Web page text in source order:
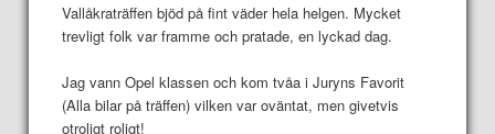
Vallåkraträffen bjöd på fint väder hela helgen. Mycket
trevligt folk var framme och pratade, en lyckad dag.
Jag vann Opel klassen och kom tvåa i Juryns Favorit
(Alla bilar på träffen) vilken var oväntat, men givetvis
otroligt roligt!